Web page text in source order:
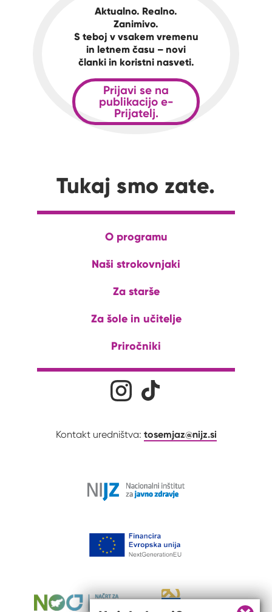
Aktualno. Realno.
Zanimivo.
S teboj v vsakem vremenu
in letnem času – novi
članki in koristni nasveti.
Prijavi se na
publikacijo e-
Prijatelj.
Tukaj smo zate.
O programu
Naši strokovnjaki
Za starše
Za šole in učitelje
Priročniki
Družabna omrežja
Kontakt uredništva: tosemjaz@nijz.si